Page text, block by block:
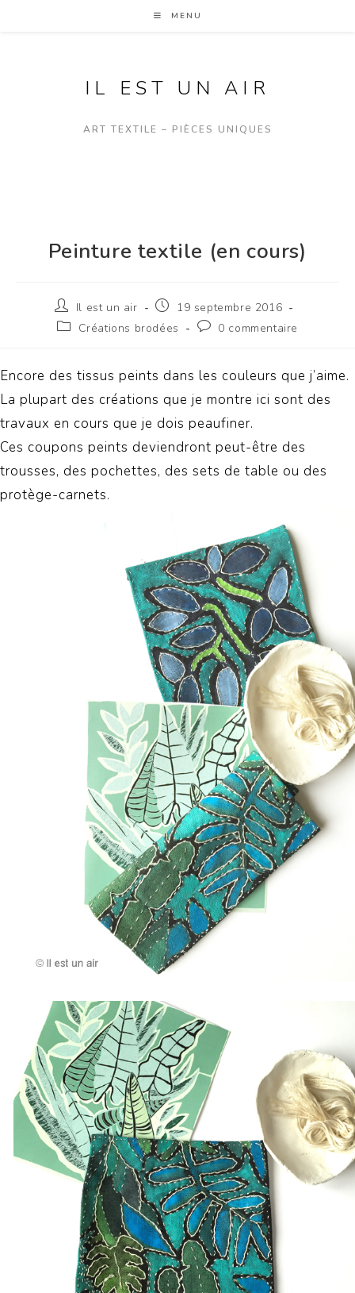
MENU
IL EST UN AIR
ART TEXTILE – PIÈCES UNIQUES
Peinture textile (en cours)
Il est un air
19 septembre 2016
Créations brodées
0 commentaire
Encore des tissus peints dans les couleurs que j’aime.
La plupart des créations que je montre ici sont des
travaux en cours que je dois peaufiner.
Ces coupons peints deviendront peut-être des
trousses, des pochettes, des sets de table ou des
protège-carnets.